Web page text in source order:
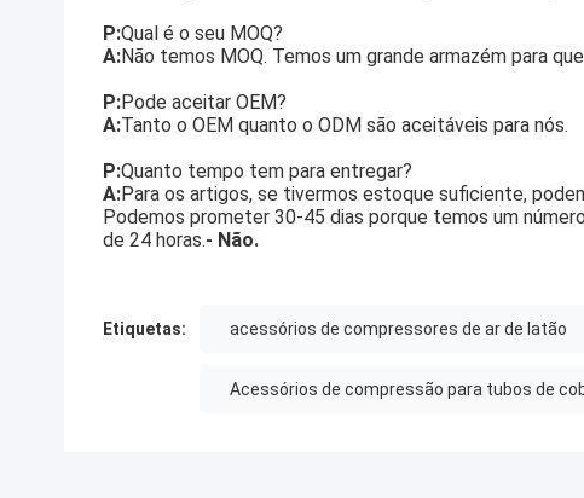
P:Qual é o seu MOQ?
A:Não temos MOQ. Temos um grande armazém para
P:Pode aceitar OEM?
A:Tanto o OEM quanto o ODM são aceitáveis para nós.
P:Quanto tempo tem para entregar?
A:Para os artigos, se tivermos estoque suficiente,
Podemos prometer 30-45 dias porque temos um
de 24 horas.- Não.
Etiquetas: acessórios de compressores de ar de latão
Acessórios de compressão para tubos de